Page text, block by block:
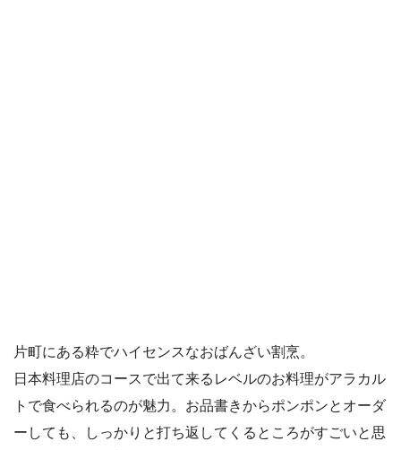
片町にある粋でハイセンスなおばんざい割烹。
日本料理店のコースで出て来るレベルのお料理がアラカル
トで食べられるのが魅力。お品書きからポンポンとオーダ
ーしても、しっかりと打ち返してくるところがすごいと思